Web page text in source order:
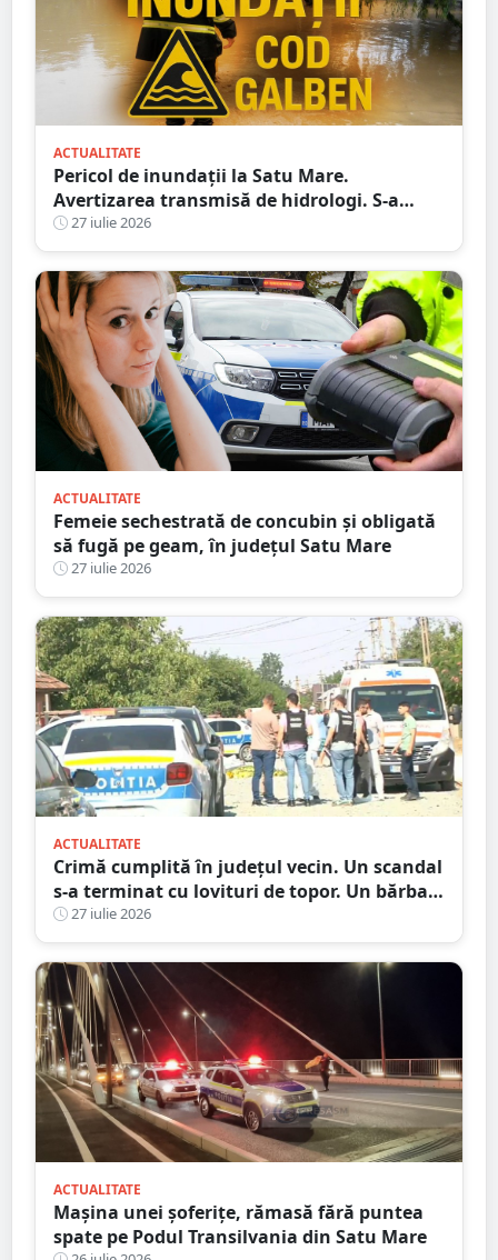
ACTUALITATE
Pericol de inundații la Satu Mare.
Avertizarea transmisă de hidrologi. S-a
emis Cod galben
27 iulie 2026
ACTUALITATE
Femeie sechestrată de concubin și obligată
să fugă pe geam, în județul Satu Mare
27 iulie 2026
ACTUALITATE
Crimă cumplită în județul vecin. Un scandal
s-a terminat cu lovituri de topor. Un bărbat
a murit, trei au ajuns la spital
27 iulie 2026
ACTUALITATE
Mașina unei șoferițe, rămasă fără puntea
spate pe Podul Transilvania din Satu Mare